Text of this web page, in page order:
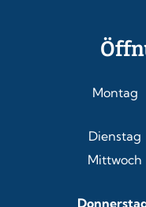
Montag
Dienstag
Mittwoch